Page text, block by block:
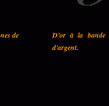
de
D'or à la bande
d'argent.